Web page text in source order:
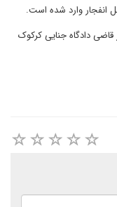
انفجار وارد شده است.
قاضی دادگاه جنایی کرکوک